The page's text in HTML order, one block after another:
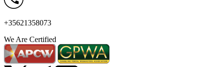
+35621358073
We Are Certified